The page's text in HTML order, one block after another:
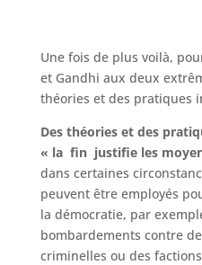
Une fois de plus voilà,
et Gandhi aux deux
théories et des pratiques
Des théories et des
« la fin justifie les
dans certaines
peuvent être employés
la démocratie, par
bombardements contre
criminelles ou des